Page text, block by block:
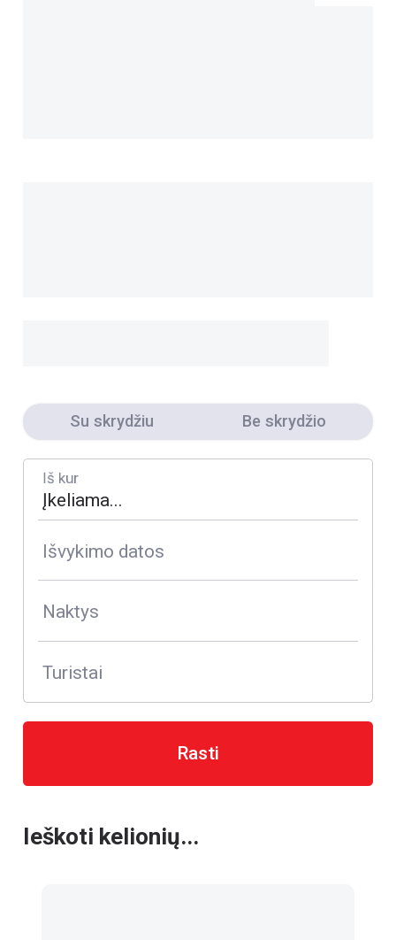
Su skrydžiu Be skrydžio
Iš kur
Išvykimo datos
Naktys
Turistai
Rasti
Ieškoti kelionių...